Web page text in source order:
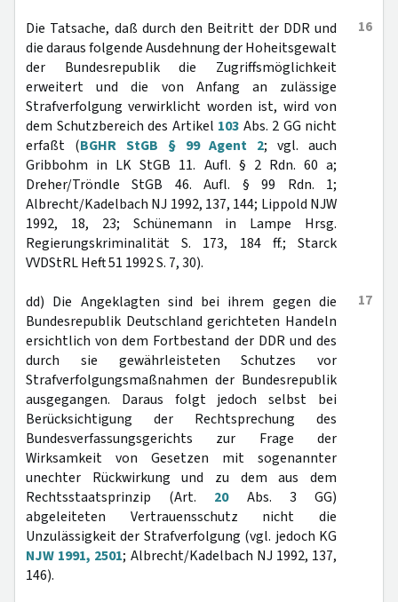
16
Die Tatsache, daß durch den Beitritt der DDR und
die daraus folgende Ausdehnung der Hoheitsgewalt
der Bundesrepublik die Zugriffsmöglichkeit
erweitert und die von Anfang an zulässige
Strafverfolgung verwirklicht worden ist, wird von
dem Schutzbereich des Artikel 103 Abs. 2 GG nicht
erfaßt (BGHR StGB § 99 Agent 2; vgl. auch
Gribbohm in LK StGB 11. Aufl. § 2 Rdn. 60 a;
Dreher/Tröndle StGB 46. Aufl. § 99 Rdn. 1;
Albrecht/Kadelbach NJ 1992, 137, 144; Lippold NJW
1992, 18, 23; Schünemann in Lampe Hrsg.
Regierungskriminalität S. 173, 184 ff.; Starck
VVDStRL Heft 51 1992 S. 7, 30).
17
dd) Die Angeklagten sind bei ihrem gegen die
Bundesrepublik Deutschland gerichteten Handeln
ersichtlich von dem Fortbestand der DDR und des
durch sie gewährleisteten Schutzes vor
Strafverfolgungsmaßnahmen der Bundesrepublik
ausgegangen. Daraus folgt jedoch selbst bei
Berücksichtigung der Rechtsprechung des
Bundesverfassungsgerichts zur Frage der
Wirksamkeit von Gesetzen mit sogenannter
unechter Rückwirkung und zu dem aus dem
Rechtsstaatsprinzip (Art. 20Abs. 3 GG)
abgeleiteten Vertrauensschutz nicht die
Unzulässigkeit der Strafverfolgung (vgl. jedoch KG
NJW 1991, 2501; Albrecht/Kadelbach NJ 1992, 137,
146).